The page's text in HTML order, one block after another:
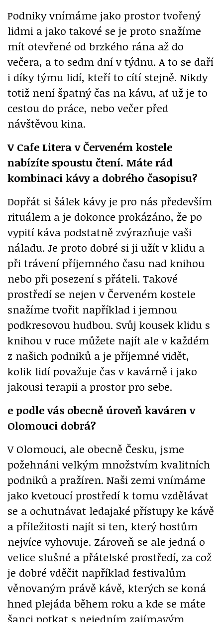
Podniky vnímáme jako prostor tvořený
lidmi a jako takové se je proto snažíme
mít otevřené od brzkého rána až do
večera, a to sedm dní v týdnu. A to se daří
i díky týmu lidí, kteří to cítí stejně. Nikdy
totiž není špatný čas na kávu, ať už je to
cestou do práce, nebo večer před
návštěvou kina.
V Cafe Litera v Červeném kostele
nabízíte spoustu čtení. Máte rád
kombinaci kávy a dobrého časopisu?
Dopřát si šálek kávy je pro nás především
rituálem a je dokonce prokázáno, že po
vypití káva podstatně zvýrazňuje vaši
náladu. Je proto dobré si ji užít v klidu a
při trávení příjemného času nad knihou
nebo při posezení s přáteli. Takové
prostředí se nejen v Červeném kostele
snažíme tvořit například i jemnou
podkresovou hudbou. Svůj kousek klidu s
knihou v ruce můžete najít ale v každém
z našich podniků a je příjemné vidět,
kolik lidí považuje čas v kavárně i jako
jakousi terapii a prostor pro sebe.
e podle vás obecně úroveň kaváren v
Olomouci dobrá?
V Olomouci, ale obecně Česku, jsme
požehnáni velkým množstvím kvalitních
podniků a pražíren. Naši zemi vnímáme
jako kvetoucí prostředí k tomu vzdělávat
se a ochutnávat ledajaké přístupy ke kávě
a příležitosti najít si ten, který hostům
nejvíce vyhovuje. Zároveň se ale jedná o
velice slušné a přátelské prostředí, za což
je dobré vděčit například festivalům
věnovaným právě kávě, kterých se koná
hned plejáda během roku a kde se máte
šanci potkat s nejedním zajímavým